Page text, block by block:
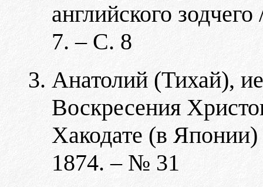
английского
7. – С. 8
Анатолий (Тихай),
Воскресения
Хакодате (в
1874. – № 31